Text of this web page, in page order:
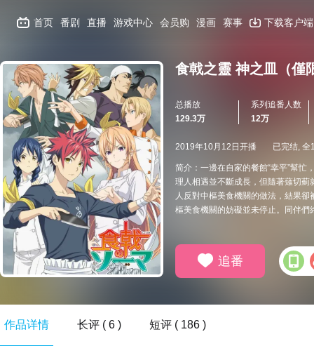
首页 番剧 直播 游戏中心 会员购 漫画 赛事 下载客户端
食戟之靈 神之皿（僅
总播放
129.3万
系列追番人数
12万
2019年10月12日开播 已完结, 全
简介：一邊在自家的餐館“幸平”幫忙
理人相遇並不斷成長，但隨著薙切
人反對中樞美食機關的做法，結果
樞美食機關的妨礙並未停止。同伴
追番
作品详情 长评 ( 6 ) 短评 ( 186 )